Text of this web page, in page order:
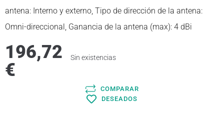
antena: Interno y externo, Tipo de dirección de la antena:
Omni-direccional, Ganancia de la antena (max): 4 dBi
196,72
€
Sin existencias
COMPARAR
DESEADOS